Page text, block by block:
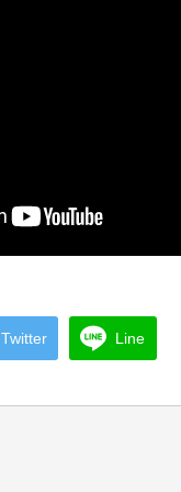
Twitter Line